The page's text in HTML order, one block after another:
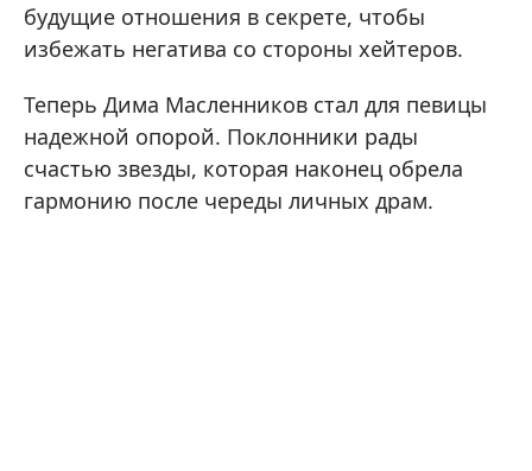
будущие отношения в секрете, чтобы
избежать негатива со стороны хейтеров.
Теперь Дима Масленников стал для певицы
надежной опорой. Поклонники рады
счастью звезды, которая наконец обрела
гармонию после череды личных драм.